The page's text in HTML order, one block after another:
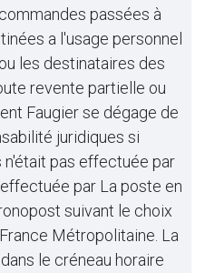
passées à
a l'usage personnel
les destinataires des
revente partielle ou
Faugier se dégage de
juridiques si
pas effectuée par
par La poste en
suivant le choix
Métropolitaine. La
le créneau horaire